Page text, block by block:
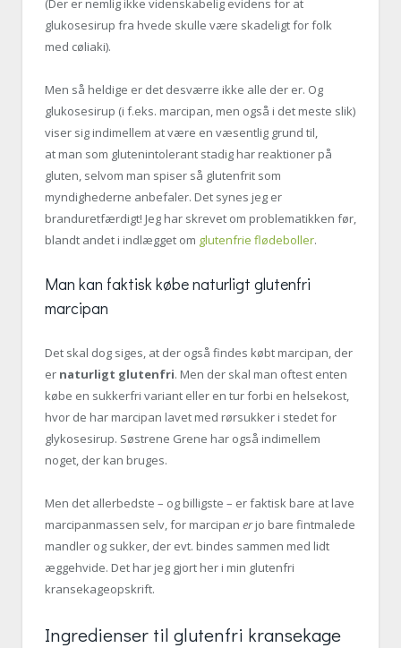
(Der er nemlig ikke videnskabelig evidens for at
glukosesirup fra hvede skulle være skadeligt for folk
med cøliaki).
Men så heldige er det desværre ikke alle der er. Og
glukosesirup (i f.eks. marcipan, men også i det meste slik)
viser sig indimellem at være en væsentlig grund til,
at man som glutenintolerant stadig har reaktioner på
gluten, selvom man spiser så glutenfrit som
myndighederne anbefaler. Det synes jeg er
branduretfærdigt! Jeg har skrevet om problematikken før,
blandt andet i indlægget om glutenfrie flødeboller.
Man kan faktisk købe naturligt glutenfri
marcipan
Det skal dog siges, at der også findes købt marcipan, der
er naturligt glutenfri. Men der skal man oftest enten
købe en sukkerfri variant eller en tur forbi en helsekost,
hvor de har marcipan lavet med rørsukker i stedet for
glykosesirup. Søstrene Grene har også indimellem
noget, der kan bruges.
Men det allerbedste – og billigste – er faktisk bare at lave
marcipanmassen selv, for marcipan erjo bare fintmalede
mandler og sukker, der evt. bindes sammen med lidt
æggehvide. Det har jeg gjort her i min glutenfri
kransekageopskrift.
Ingredienser til glutenfri kransekage